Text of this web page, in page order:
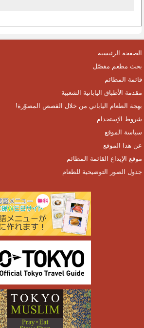
الصفحة الرئيسية
بحث مطعم مفصّل
قائمة المطائم
مقدمة الأطباق اليابانية الشعبية
بهجة الطعام الياباني من خلال القصص المصوّرة!
شروط الإستخدام
سياسة الموقع
عن هذا الموقع
موقع الإيداع القائمة المطائم
جدول الصور التوضيحية للطعام